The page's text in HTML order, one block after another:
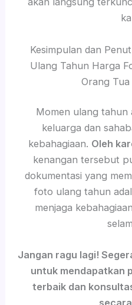
Kesimpulan dan
Ulang Tahun Harga
Orang
Momen ulang tahun
keluarga dan
kebahagiaan. Oleh
kenangan tersebut
dokumentasi yang
foto ulang tahun
menjaga
Jangan ragu lagi!
untuk mendapatkan
terbaik dan